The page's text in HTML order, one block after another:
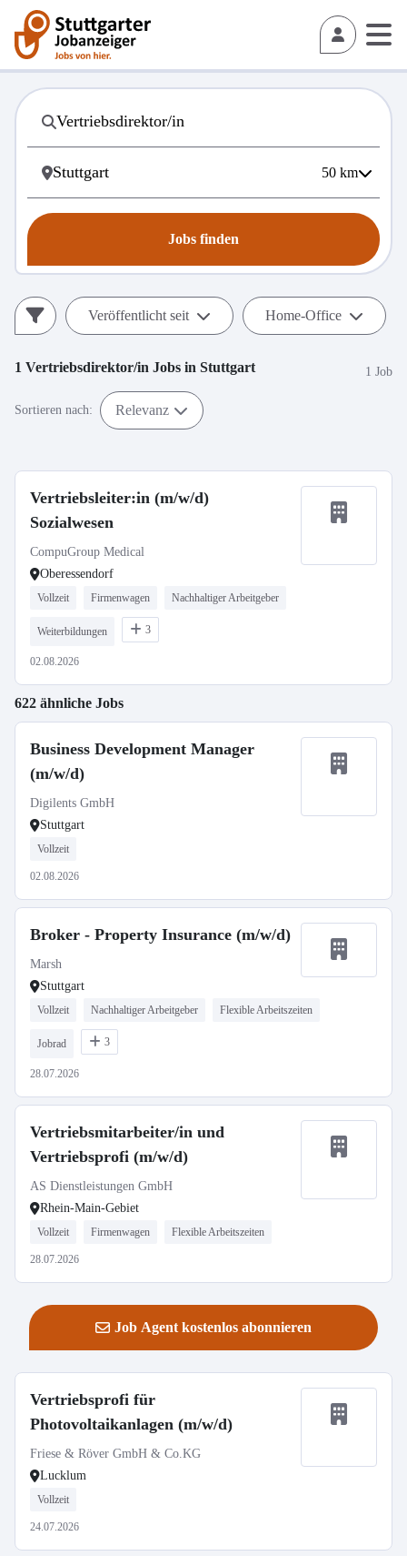
50 km
Jobs finden
Veröffentlicht seit Home-Office
1 Vertriebsdirektor/in Jobs in Stuttgart 1 Job
Sortieren nach: Relevanz
Vertriebsleiter:in (m/w/d)
Sozialwesen
CompuGroup Medical
Oberessendorf
Vollzeit Firmenwagen Nachhaltiger Arbeitgeber
Weiterbildungen 3
02.08.2026
622 ähnliche Jobs
Business Development Manager
(m/w/d)
Digilents GmbH
Stuttgart
Vollzeit
02.08.2026
Broker - Property Insurance (m/w/d)
Marsh
Stuttgart
Vollzeit Nachhaltiger Arbeitgeber Flexible Arbeitszeiten
Jobrad 3
28.07.2026
Vertriebsmitarbeiter/in und
Vertriebsprofi (m/w/d)
AS Dienstleistungen GmbH
Rhein-Main-Gebiet
Vollzeit Firmenwagen Flexible Arbeitszeiten
28.07.2026
Job Agent kostenlos abonnieren
Vertriebsprofi für
Photovoltaikanlagen (m/w/d)
Friese & Röver GmbH & Co.KG
Lucklum
Vollzeit
24.07.2026